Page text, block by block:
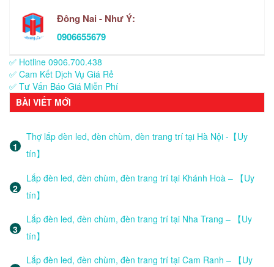
Đông Nai - Như Ý:
0906655679
✅ Hotline 0906.700.438
✅ Cam Kết Dịch Vụ Giá Rẻ
✅ Tư Vấn Báo Giá Miễn Phí
BÀI VIẾT MỚI
Thợ lắp đèn led, đèn chùm, đèn trang trí tại Hà Nội -【Uy
tín】
Lắp đèn led, đèn chùm, đèn trang trí tại Khánh Hoà – 【Uy
tín】
Lắp đèn led, đèn chùm, đèn trang trí tại Nha Trang – 【Uy
tín】
Lắp đèn led, đèn chùm, đèn trang trí tại Cam Ranh – 【Uy